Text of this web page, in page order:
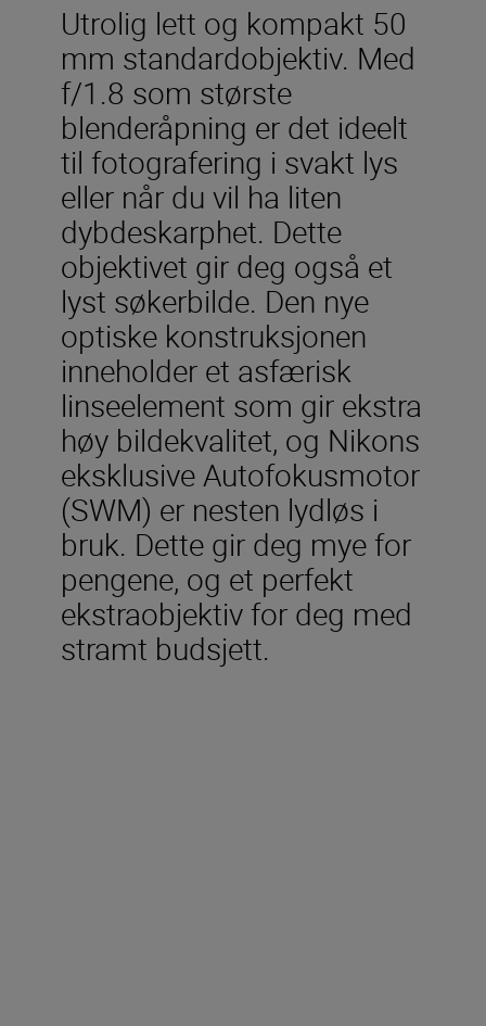
Utrolig lett og kompakt 50
mm standardobjektiv. Med
f/1.8 som største
blenderåpning er det ideelt
til fotografering i svakt lys
eller når du vil ha liten
dybdeskarphet. Dette
objektivet gir deg også et
lyst søkerbilde. Den nye
optiske konstruksjonen
inneholder et asfærisk
linseelement som gir ekstra
høy bildekvalitet, og Nikons
eksklusive Autofokusmotor
(SWM) er nesten lydløs i
bruk. Dette gir deg mye for
pengene, og et perfekt
ekstraobjektiv for deg med
stramt budsjett.